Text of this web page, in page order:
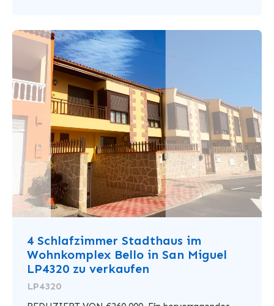
4 Schlafzimmer Stadthaus im
Wohnkomplex Bello in San Miguel
LP4320 zu verkaufen
LP4320